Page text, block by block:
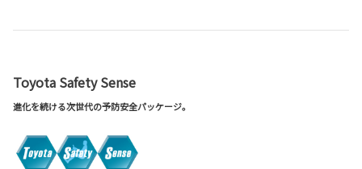
Toyota Safety Sense
進化を続ける次世代の予防安全パッケージ。